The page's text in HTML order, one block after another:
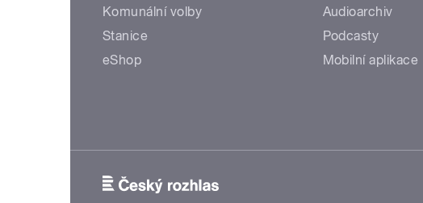
Komunální volby
Stanice
eShop
Audioarchiv
Podcasty
Mobilní aplikace